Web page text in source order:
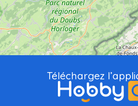
Téléchargez